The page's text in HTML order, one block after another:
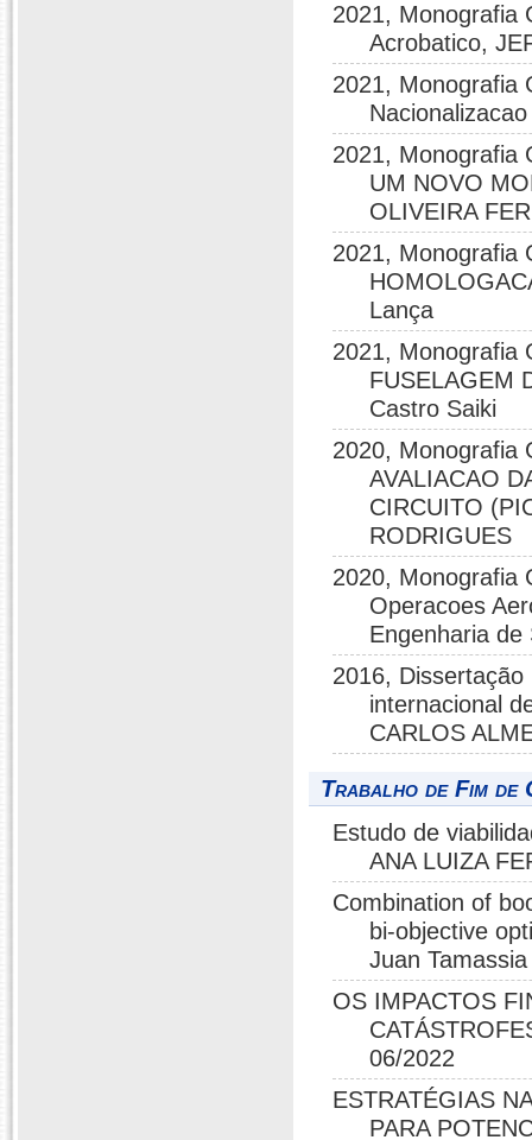
2021, Monografia
Acrobatico,
2021, Monografia
2021, Monografia
UM NOVO
OLIVEIRA
2021, Monografia
Lança
2021, Monografia
FUSELAGEM
Castro Saiki
2020, Monografia
AVALIACAO
CIRCUITO
RODRIGUES
2020, Monografia
Operacoes
Engenharia
2016,
internacional
CARLOS
Trabalho de Fim de
Estudo de
ANA LUIZA
Combination of
bi-objective
Juan
OS IMPACTOS
06/2022
ESTRATÉGIAS
PARA